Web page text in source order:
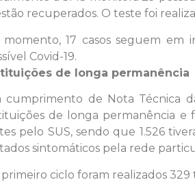
recuperados. O teste foi
momento, 17 casos seguem em
Covid-19.
de longa permanência
cumprimento de Nota Técnica
de longa permanência e
pelo SUS, sendo que 1.526
sintomáticos pela rede
primeiro ciclo foram realizados